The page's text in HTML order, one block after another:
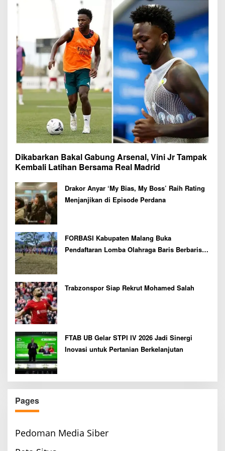
Dikabarkan Bakal Gabung Arsenal, Vini Jr Tampak
Kembali Latihan Bersama Real Madrid
Drakor Anyar ‘My Bias, My Boss’ Raih Rating
Menjanjikan di Episode Perdana
FORBASI Kabupaten Malang Buka
Pendaftaran Lomba Olahraga Baris Berbaris
Trabzonspor Siap Rekrut Mohamed Salah
FTAB UB Gelar STPI IV 2026 Jadi Sinergi
Inovasi untuk Pertanian Berkelanjutan
Pages
Pedoman Media Siber